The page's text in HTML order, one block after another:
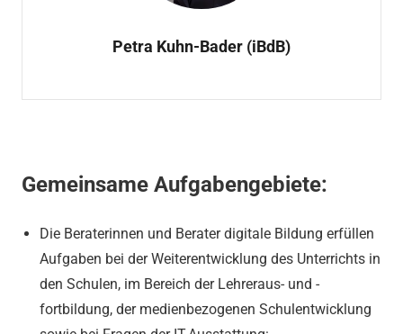
Petra Kuhn-Bader (iBdB)
Gemeinsame Aufgabengebiete:
Die Beraterinnen und Berater digitale Bildung erfüllen
Aufgaben bei der Weiterentwicklung des Unterrichts in
den Schulen, im Bereich der Lehreraus- und -
fortbildung, der medienbezogenen Schulentwicklung